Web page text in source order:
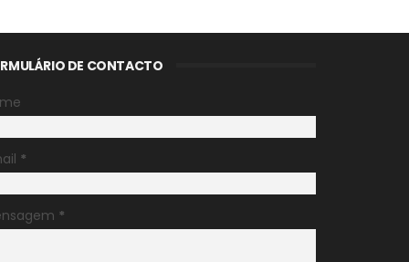
DE CONTACTO
*
*